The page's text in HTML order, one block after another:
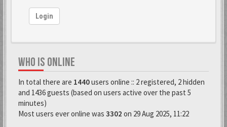
Login
WHO IS ONLINE
In total there are 1440users online :: 2 registered, 2 hidden
and 1436 guests (based on users active over the past 5
minutes)
Most users ever online was 3302 on 29 Aug 2025, 11:22